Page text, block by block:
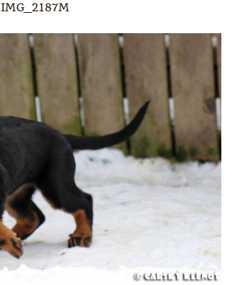
IMG_2187M